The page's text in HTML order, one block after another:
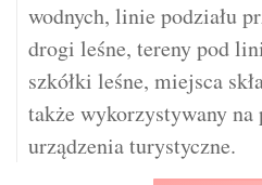
wodnych, linie podziału
drogi leśne, tereny pod
szkółki leśne, miejsca
także wykorzystywany
urządzenia turystyczne.